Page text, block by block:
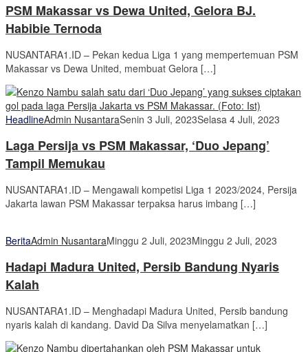
PSM Makassar vs Dewa United, Gelora BJ.
Habibie Ternoda
NUSANTARA1.ID – Pekan kedua Liga 1 yang mempertemuan PSM
Makassar vs Dewa United, membuat Gelora […]
HeadlineAdmin NusantaraSenin 3 Juli, 2023Selasa 4 Juli, 2023
Laga Persija vs PSM Makassar, ‘Duo Jepang’
Tampil Memukau
NUSANTARA1.ID – Mengawali kompetisi Liga 1 2023/2024, Persija
Jakarta lawan PSM Makassar terpaksa harus imbang […]
BeritaAdmin NusantaraMinggu 2 Juli, 2023Minggu 2 Juli, 2023
Hadapi Madura United, Persib Bandung Nyaris
Kalah
NUSANTARA1.ID – Menghadapi Madura United, Persib bandung
nyaris kalah di kandang. David Da Silva menyelamatkan […]